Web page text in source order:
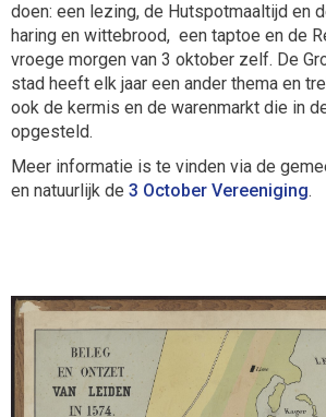
doen: een lezing, de Hutspotmaaltijd en
haring en wittebrood, een taptoe en de
vroege morgen van 3 oktober zelf. De
stad heeft elk jaar een ander thema en
ook de kermis en de warenmarkt die in
opgesteld.
Meer informatie is te vinden via de
en natuurlijk de 3 October Vereeniging.